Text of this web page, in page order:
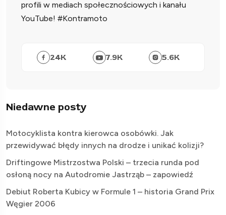
profili w mediach społecznościowych i kanału
YouTube! #Kontramoto
24K 7.9K 5.6K
Niedawne posty
Motocyklista kontra kierowca osobówki. Jak
przewidywać błędy innych na drodze i unikać kolizji?
Driftingowe Mistrzostwa Polski – trzecia runda pod
osłoną nocy na Autodromie Jastrząb – zapowiedź
Debiut Roberta Kubicy w Formule 1 – historia Grand Prix
Węgier 2006